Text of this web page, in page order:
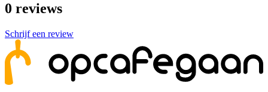
0 reviews
Schrijf een review